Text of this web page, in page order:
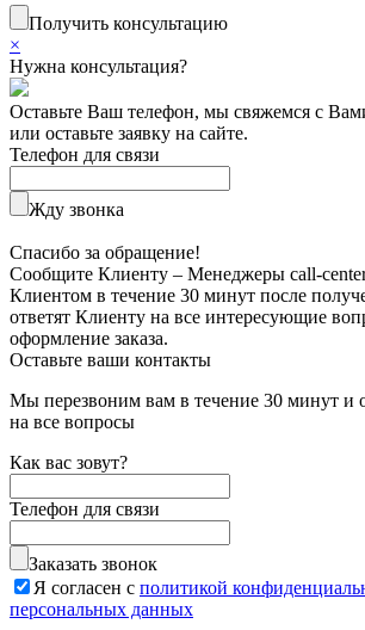
Получить консультацию
×
Нужна консультация?
Оставьте Ваш телефон, мы свяжемся с
или оставьте заявку на сайте.
Телефон для связи
Жду звонка
Спасибо за обращение!
Сообщите Клиенту – Менеджеры call-
Клиентом в течение 30 минут после
ответят Клиенту на все интересующие
оформление заказа.
Оставьте ваши контакты
Мы перезвоним вам в течение 30 минут и
на все вопросы
Как вас зовут?
Телефон для связи
Заказать звонок
Я согласен с политикой
персональных данных